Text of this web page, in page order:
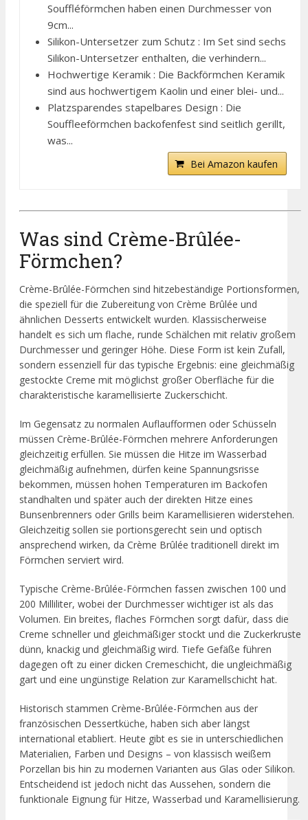
Souffléförmchen haben einen Durchmesser von
9cm...
Silikon-Untersetzer zum Schutz : Im Set sind sechs
Silikon-Untersetzer enthalten, die verhindern...
Hochwertige Keramik : Die Backförmchen Keramik
sind aus hochwertigem Kaolin und einer blei- und...
Platzsparendes stapelbares Design : Die
Souffleeförmchen backofenfest sind seitlich gerillt,
was...
Bei Amazon kaufen
Was sind Crème-Brûlée-
Förmchen?
Crème-Brûlée-Förmchen sind hitzebeständige Portionsformen,
die speziell für die Zubereitung von Crème Brûlée und
ähnlichen Desserts entwickelt wurden. Klassischerweise
handelt es sich um flache, runde Schälchen mit relativ großem
Durchmesser und geringer Höhe. Diese Form ist kein Zufall,
sondern essenziell für das typische Ergebnis: eine gleichmäßig
gestockte Creme mit möglichst großer Oberfläche für die
charakteristische karamellisierte Zuckerschicht.
Im Gegensatz zu normalen Auflaufformen oder Schüsseln
müssen Crème-Brûlée-Förmchen mehrere Anforderungen
gleichzeitig erfüllen. Sie müssen die Hitze im Wasserbad
gleichmäßig aufnehmen, dürfen keine Spannungsrisse
bekommen, müssen hohen Temperaturen im Backofen
standhalten und später auch der direkten Hitze eines
Bunsenbrenners oder Grills beim Karamellisieren widerstehen.
Gleichzeitig sollen sie portionsgerecht sein und optisch
ansprechend wirken, da Crème Brûlée traditionell direkt im
Förmchen serviert wird.
Typische Crème-Brûlée-Förmchen fassen zwischen 100 und
200 Milliliter, wobei der Durchmesser wichtiger ist als das
Volumen. Ein breites, flaches Förmchen sorgt dafür, dass die
Creme schneller und gleichmäßiger stockt und die Zuckerkruste
dünn, knackig und gleichmäßig wird. Tiefe Gefäße führen
dagegen oft zu einer dicken Cremeschicht, die ungleichmäßig
gart und eine ungünstige Relation zur Karamellschicht hat.
Historisch stammen Crème-Brûlée-Förmchen aus der
französischen Dessertküche, haben sich aber längst
international etabliert. Heute gibt es sie in unterschiedlichen
Materialien, Farben und Designs – von klassisch weißem
Porzellan bis hin zu modernen Varianten aus Glas oder Silikon.
Entscheidend ist jedoch nicht das Aussehen, sondern die
funktionale Eignung für Hitze, Wasserbad und Karamellisierung.